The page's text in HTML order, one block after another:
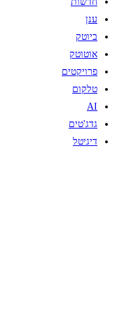
ענן
ביוטק
אוטוטק
פרויקטים
טלקום
AI
גדג'טים
דיגיטל